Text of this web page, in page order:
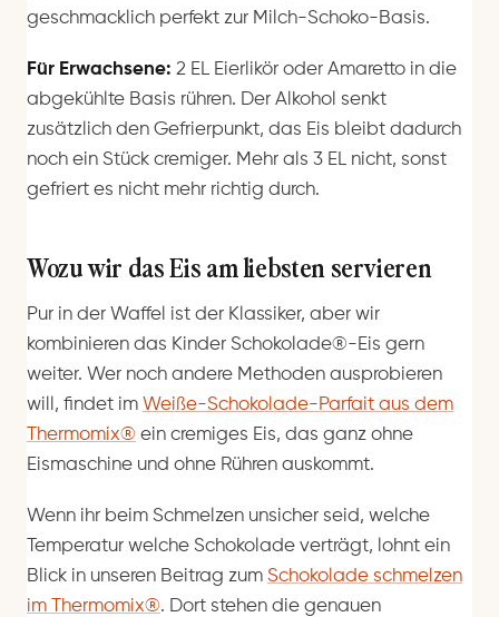
geschmacklich perfekt zur Milch-Schoko-Basis.
Für Erwachsene: 2 EL Eierlikör oder Amaretto in die
abgekühlte Basis rühren. Der Alkohol senkt
zusätzlich den Gefrierpunkt, das Eis bleibt dadurch
noch ein Stück cremiger. Mehr als 3 EL nicht, sonst
gefriert es nicht mehr richtig durch.
Wozu wir das Eis am liebsten servieren
Pur in der Waffel ist der Klassiker, aber wir
kombinieren das Kinder Schokolade®-Eis gern
weiter. Wer noch andere Methoden ausprobieren
will, findet im Weiße-Schokolade-Parfait aus dem
Thermomix® ein cremiges Eis, das ganz ohne
Eismaschine und ohne Rühren auskommt.
Wenn ihr beim Schmelzen unsicher seid, welche
Temperatur welche Schokolade verträgt, lohnt ein
Blick in unseren Beitrag zum Schokolade schmelzen
im Thermomix®. Dort stehen die genauen